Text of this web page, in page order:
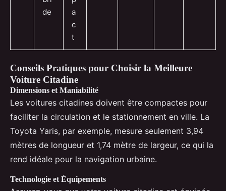
de
a
c
t
Conseils Pratiques pour Choisir la Meilleure
Voiture Citadine
Dimensions et Maniabilité
Les voitures citadines doivent être compactes pour
faciliter la circulation et le stationnement en ville. La
Toyota Yaris, par exemple, mesure seulement 3,94
mètres de longueur et 1,74 mètre de largeur, ce qui la
rend idéale pour la navigation urbaine.
Technologie et Équipements